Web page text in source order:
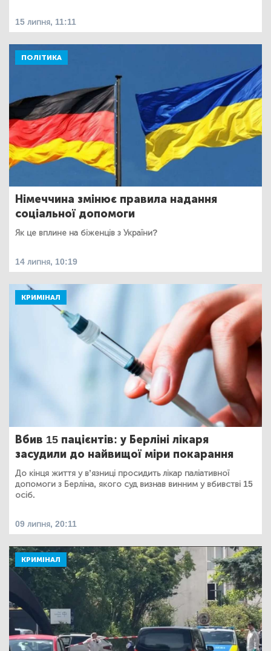
15 липня, 11:11
ПОЛІТИКА
Німеччина змінює правила надання
соціальної допомоги
Як це вплине на біженців з України?
14 липня, 10:19
КРИМІНАЛ
Вбив 15 пацієнтів: у Берліні лікаря
засудили до найвищої міри покарання
До кінця життя у в’язниці просидить лікар паліативної
допомоги з Берліна, якого суд визнав винним у вбивстві 15
осіб.
09 липня, 20:11
КРИМІНАЛ